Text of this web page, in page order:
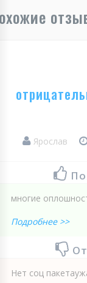
Ярослав
многие
Подробнее >>
Нет соц